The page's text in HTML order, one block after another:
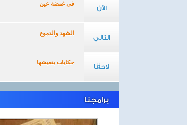
الآن
فى غمضة عين
التالي
الشهد والدموع
لاحقا
حكايات بنعيشها
برامجنا